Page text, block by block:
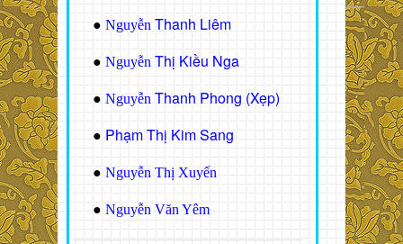
● Nguyễn Thanh Liêm
● Nguyễn Thị Kiều Nga
● Nguyễn Thanh Phong (Xẹp)
● Phạm Thị Kim Sang
● Nguyễn Thị Xuyến
● Nguyễn Văn Yêm